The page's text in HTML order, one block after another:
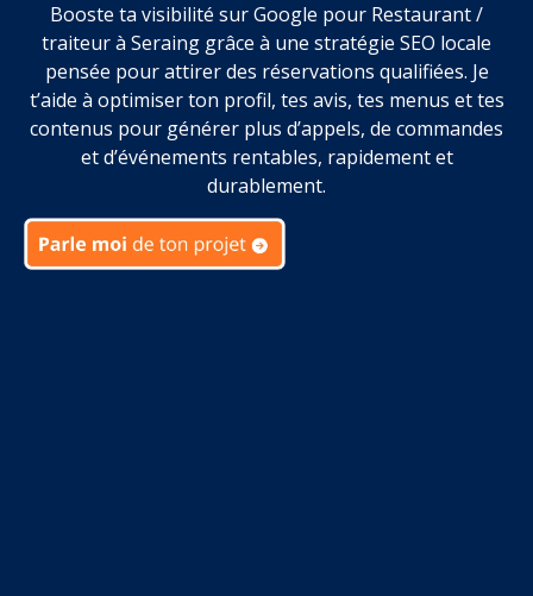
Booste ta visibilité sur Google pour Restaurant /
traiteur à Seraing grâce à une stratégie SEO locale
pensée pour attirer des réservations qualifiées. Je
t’aide à optimiser ton profil, tes avis, tes menus et tes
contenus pour générer plus d’appels, de commandes
et d’événements rentables, rapidement et
durablement.